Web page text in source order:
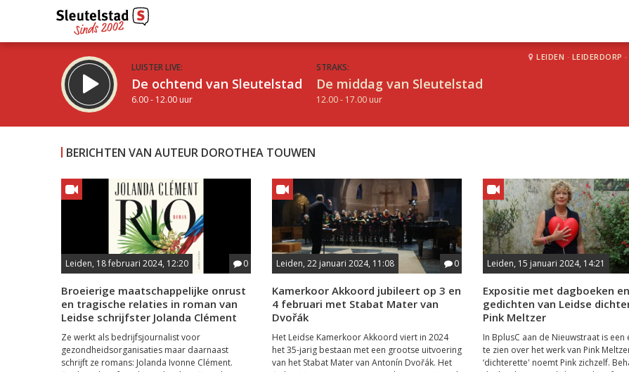
LUISTER LIVE:
De ochtend van Sleutelstad
6.00 - 12.00 uur
STRAKS:
De middag van Sleutelstad
12.00 - 17.00 uur
LEIDEN · LEIDERDORP ·
Inklappen
BERICHTEN VAN AUTEUR DOROTHEA TOUWEN
Leiden, 18 februari 2024, 12:20 0
Broeierige maatschappelijke onrust
en tragische relaties in roman van
Leidse schrijfster Jolanda Clément
Ze werkt als bedrijfsjournalist voor
gezondheidsorganisaties maar daarnaast
schrijft ze romans: Jolanda Ivonne Clément.
Leiden, 22 januari 2024, 11:08 0
Kamerkoor Akkoord jubileert op 3 en
4 februari met Stabat Mater van
Dvořák
Het Leidse Kamerkoor Akkoord viert in 2024
het 35-jarig bestaan met een grootse uitvoering
van het Stabat Mater van Antonín Dvořák. Het
Leiden, 15 januari 2024, 14:21
Expositie met dagboeken en
gedichten van Leidse
Pink Meltzer
In BplusC aan de Nieuwstraat is een
te zien over het werk van Pink
‘dichterette' noemt Pink zichzelf.